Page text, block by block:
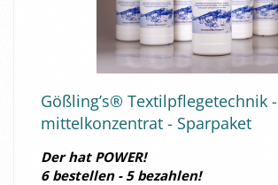
Göß­ling’s® Tex­til­pfle­ge­tech­nik
mit­tel­kon­zen­trat - Spar­pa­ket
Der hat POWER!
6 be­stel­len - 5 be­zah­len!